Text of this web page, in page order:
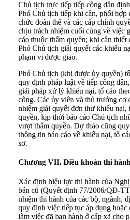
Chủ tịch trực tiếp tiếp công dân
Phó Chủ tịch tiếp khi cần, phối hợp
chức đoàn thể và các cấp chính
chịu trách nhiệm cuối cùng về việc
cáo thuộc thẩm quyền; khi cần thiết
Phó Chủ tịch giải quyết các khiếu
phạm vi được giao.
Phó Chủ tịch (khi được ủy quyền)
quy định pháp luật về tiếp công
giải pháp xử lý khiếu nại, tố cáo
công. Các ủy viên và thủ trưởng cơ
nhiệm giải quyết đơn thư khiếu nại,
quyền, kịp thời báo cáo Chủ tịch
vượt thẩm quyền. Dự thảo cũng
thông tin báo cáo về khiếu nại, tố
sơ.
Chương VII. Điều khoản thi
Xác định hiệu lực thi hành của
bản cũ (Quyết định 77/2006/QĐ-
nhiệm thi hành của các bộ, ngành,
quy định việc tiếp tục áp dụng
làm việc đã ban hành ở cấp xã cho